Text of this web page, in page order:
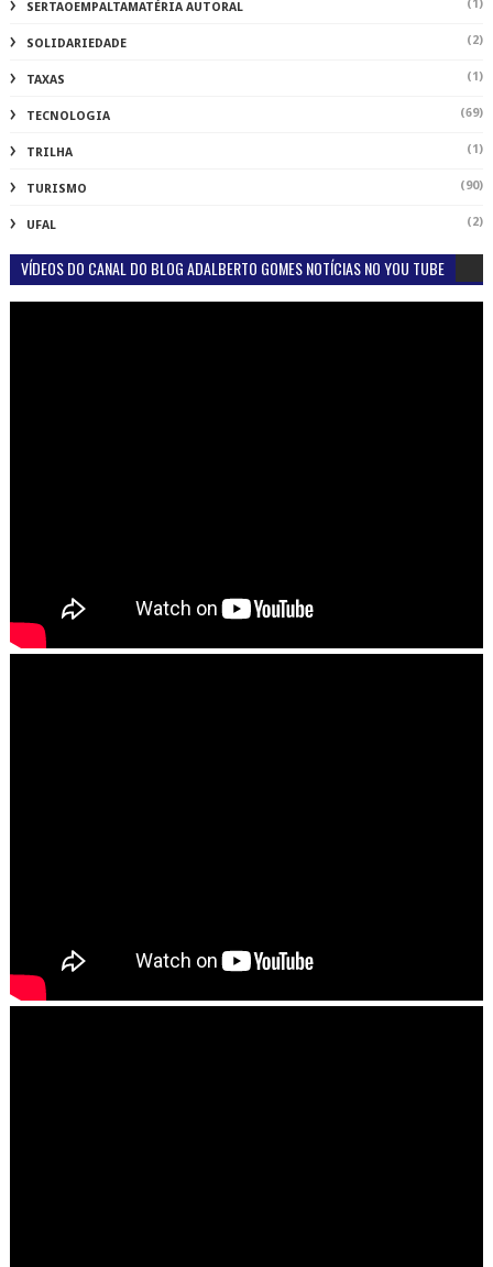
SERTAOEMPALTAMATÉRIA AUTORAL (1)
SOLIDARIEDADE (2)
TAXAS (1)
TECNOLOGIA (69)
TRILHA (1)
TURISMO (90)
UFAL (2)
VÍDEOS DO CANAL DO BLOG ADALBERTO GOMES NOTÍCIAS NO YOU TUBE